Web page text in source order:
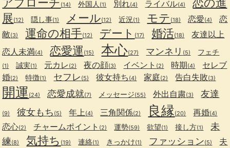
(14) 外国人 (1) 別れ(4) ライバル(4)
展(12) 隠し事(1) メール(12) 近況 (1) モテ (18) 恋愛(4)
恋
敵(3) 運命の相手(12) デート (17) 婚活(18)
友達以上
恋人未満(4) 恋愛運 (15) 本心(27) マンネリ (5) フェチ
(1) 誠実(1) 元カレ (2) 夜の顔(3) イベント (2) 時期(4)
セレブ
婚(2) 特徴(1) セフレ (5) 彼女持ち (4) 家庭(2) 告白失敗(3)
開運 (24) 恋愛成就(7) メッセージ(55) 外出自粛(3) 友達
(9) 彼女もち (5) 年上(4) 三角関係(2) 良縁(20) 再婚(4)
恋心(2) チャームポイント (2) 運勢(59) 欲望(1) 接し方(1)
未
練(8) 気持ち (19) 連絡(1) きっかけ(1) ファッション(5)
夫